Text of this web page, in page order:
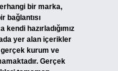
bir marka,
bağlantısı
kendi hazırladığımız
yer alan içerikler
gerçek kurum ve
Gerçek